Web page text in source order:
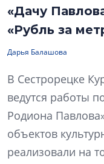
«Дачу
«Рубль за
Дарья Балашова
В Сестрорецке
ведутся работы
Родиона
объектов
реализовали на